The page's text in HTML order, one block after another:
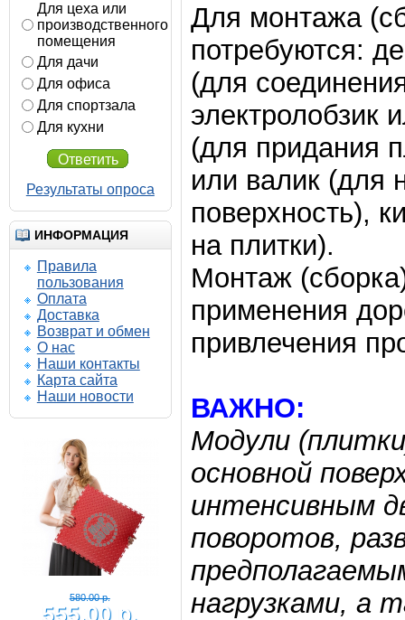
Для цеха или
производственного
помещения
Для дачи
Для офиса
Для спортзала
Для кухни
Ответить
Результаты опроса
ИНФОРМАЦИЯ
Правила
пользования
Оплата
Доставка
Возврат и обмен
О нас
Наши контакты
Карта сайта
Наши новости
640.00 р.
585.00 р.
Для монтажа
потребуются:
(для
электролобзик
(для придания
или валик (для
поверхность),
на плитки).
Монтаж
применения
привлечения
ВАЖНО:
Модули
основной
интенсивным
поворотов,
нагрузками, а